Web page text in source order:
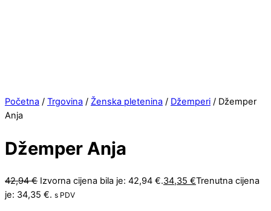
Početna / Trgovina / Ženska pletenina / Džemperi / Džemper
Anja
Džemper Anja
42,94€ Izvorna cijena bila je: 42,94 €.34,35 €Trenutna cijena
je: 34,35 €. s PDV